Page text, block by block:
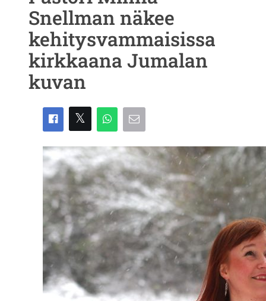
Snellman näkee
kehitysvammaisissa
kirkkaana Jumalan
kuvan